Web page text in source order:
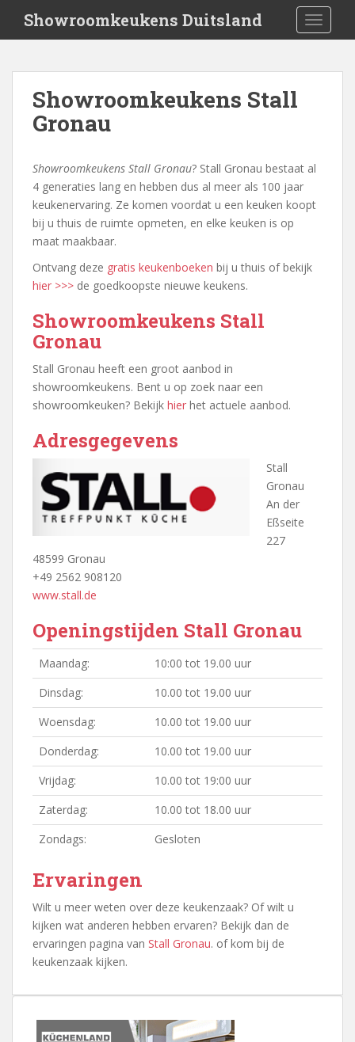
i
Showroomkeukens Duitsland
Showroomkeukens Stall
Gronau
Showroomkeukens Stall Gronau? Stall Gronau bestaat al
4 generaties lang en hebben dus al meer als 100 jaar
keukenervaring. Ze komen voordat u een keuken koopt
bij u thuis de ruimte opmeten, en elke keuken is op
maat maakbaar.
Ontvang deze gratis keukenboeken bij u thuis of bekijk
hier >>> de goedkoopste nieuwe keukens.
Showroomkeukens Stall
Gronau
Stall Gronau heeft een groot aanbod in
showroomkeukens. Bent u op zoek naar een
showroomkeuken? Bekijk hier het actuele aanbod.
Adresgegevens
Stall
Gronau
An der
Eßseite
227
48599 Gronau
+49 2562 908120
www.stall.de
Openingstijden Stall Gronau
Maandag:
10:00 tot 19.00 uur
Dinsdag:
10.00 tot 19.00 uur
Woensdag:
10.00 tot 19.00 uur
Donderdag:
10.00 tot 19.00 uur
Vrijdag:
10.00 tot 19:00 uur
Zaterdag:
10.00 tot 18.00 uur
Zondags:
Gesloten
Ervaringen
Wilt u meer weten over deze keukenzaak? Of wilt u
kijken wat anderen hebben ervaren? Bekijk dan de
ervaringen pagina van Stall Gronau. of kom bij de
keukenzaak kijken.